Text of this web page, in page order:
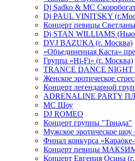
Dj Sadko & МС
Dj PAUL VINITSKY
Концерт певицы
Dj STAN WILLIAMS
DVJ BAZUKA (г. Москва)
«Объединенная Каста»
Группа «Hi-Fi» (г. Москва)
TRANCE DANCE NIGHT
Женское эротическое
Концерт легендарной
ADRENALINE PARTY
MC Шоу
DJ ROMEO
Концерт группы "Триада"
Мужское эротическое шоу
Финал конкурса
Концерт певицы
Концерт Евгения Осина